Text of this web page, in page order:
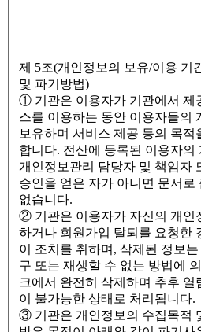
제 5조(개인정보의 보유/이용 기
및 파기방법)
① 기관은 이용자가 기관에서 제
스를 이용하는 동안 이용자들의
보유하며 서비스 제공 등의 목적
합니다. 전산에 등록된 이용자의
개인정보관리 담당자 및 책임자
승인을 얻은 자가 아니면 문서로
없습니다.
② 기관은 이용자가 자신의 개인
하거나 회원가입 탈퇴를 요청한
이 조치를 취하며, 삭제된 정보
구 또는 재생할 수 없는 방법에
크에서 완전히 삭제하며 추후 열
이 불가능한 상태로 처리됩니다.
③ 기관은 개인정보의 수집목적